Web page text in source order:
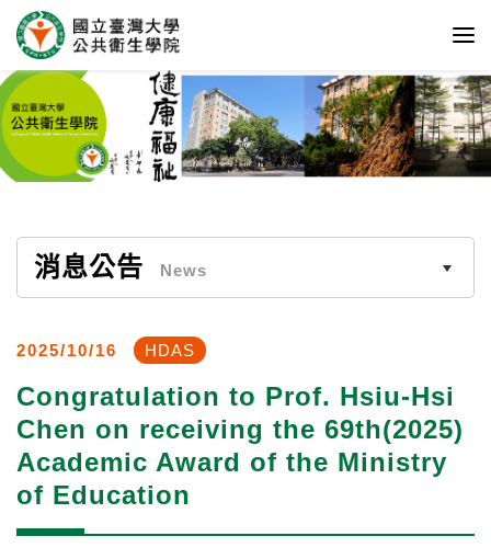
消息公告 News
2025/10/16 HDAS
Congratulation to Prof. Hsiu-Hsi
Chen on receiving the 69th(2025)
Academic Award of the Ministry
of Education